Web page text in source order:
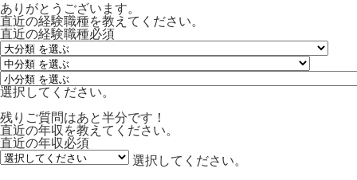
ありがとうございます。
直近の経験職種を教えてください。
直近の経験職種必須
選択してください。
残りご質問はあと半分です！
直近の年収を教えてください。
直近の年収必須
選択してください。